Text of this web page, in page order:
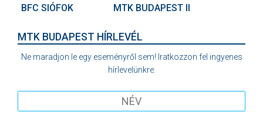
BFC SIÓFOK MTK BUDAPEST II
MTK BUDAPEST HÍRLEVÉL
Ne maradjon le egy eseményről sem! Iratkozzon fel ingyenes
hírlevelünkre: